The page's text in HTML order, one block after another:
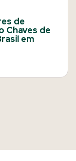
de
Chaves de
em